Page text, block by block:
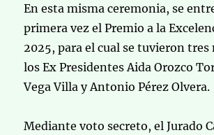
En esta misma ceremonia, se
primera vez el Premio a la
2025, para el cual se tuvieron
los Ex Presidentes Aida Orozco
Vega Villa y Antonio Pérez Olvera.
Mediante voto secreto, el Jurado